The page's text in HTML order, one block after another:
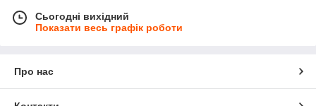
Сьогодні вихідний
Показати весь графік роботи
Про нас